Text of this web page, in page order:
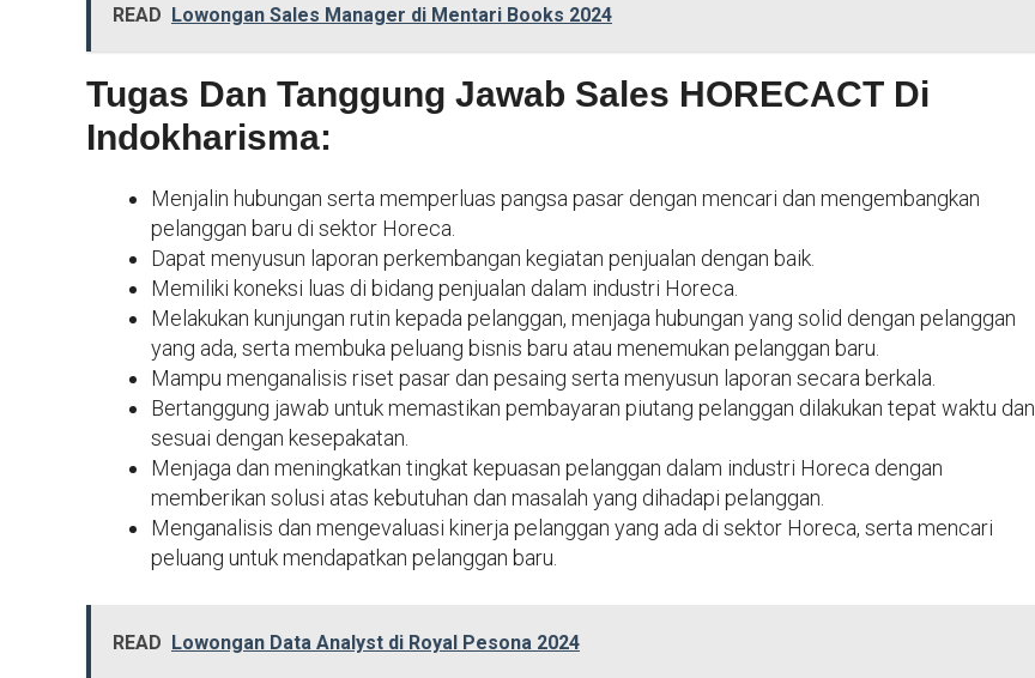
READ Lowongan Sales Manager di Mentari Books 2024
Tugas Dan Tanggung Jawab Sales HORECACT Di
Indokharisma:
Menjalin hubungan serta memperluas pangsa pasar dengan mencari dan mengembangkan
pelanggan baru di sektor Horeca.
Dapat menyusun laporan perkembangan kegiatan penjualan dengan baik.
Memiliki koneksi luas di bidang penjualan dalam industri Horeca.
Melakukan kunjungan rutin kepada pelanggan, menjaga hubungan yang solid dengan pelanggan
yang ada, serta membuka peluang bisnis baru atau menemukan pelanggan baru.
Mampu menganalisis riset pasar dan pesaing serta menyusun laporan secara berkala.
Bertanggung jawab untuk memastikan pembayaran piutang pelanggan dilakukan tepat waktu dan
sesuai dengan kesepakatan.
Menjaga dan meningkatkan tingkat kepuasan pelanggan dalam industri Horeca dengan
memberikan solusi atas kebutuhan dan masalah yang dihadapi pelanggan.
Menganalisis dan mengevaluasi kinerja pelanggan yang ada di sektor Horeca, serta mencari
peluang untuk mendapatkan pelanggan baru.
READ Lowongan Data Analyst di Royal Pesona 2024